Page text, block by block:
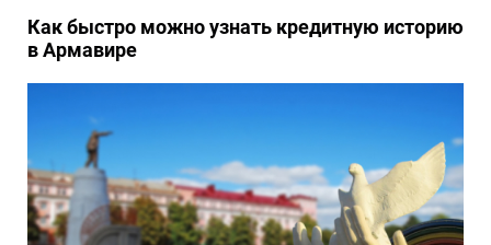
Как быстро можно узнать кредитную историю
в Армавире